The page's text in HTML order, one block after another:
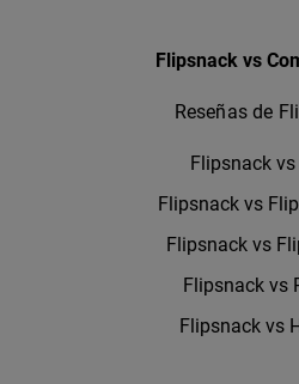
Flipsnack vs
Reseñas de
Flipsnack
Flipsnack vs
Flipsnack vs
Flipsnack vs
Flipsnack vs